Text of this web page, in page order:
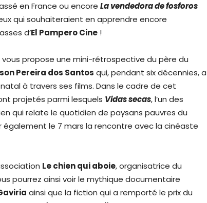
en France ou encore La vendedora de fosforos
qui souhaiteraient en apprendre encore
d’El Pampero Cine !
vous propose une mini-rétrospective du père du
Pereira dos Santos qui, pendant six décennies, a
à travers ses films. Dans le cadre de cet
projetés parmi lesquels Vidas secas, l’un des
qui relate le quotidien de paysans pauvres du
également le 7 mars la rencontre avec la cinéaste
Le chien qui aboie, organisatrice du
pourrez ainsi voir le mythique documentaire
ainsi que la fiction qui a remporté le prix du